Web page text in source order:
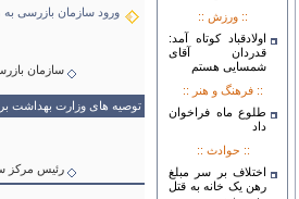
ورود سازمان بازرسی
سازمان
توصیه های وزارت بهداشت
رئیس مرکز
:: ورزش ::
اولادقباد کوتاه آمد:
قدردان آقای
شمسایی هستم
:: فرهنگ و هنر ::
طلوع ماه فراخوان
داد
:: حوادث ::
اختلاف بر سر مبلغ
رهن یک خانه به قتل